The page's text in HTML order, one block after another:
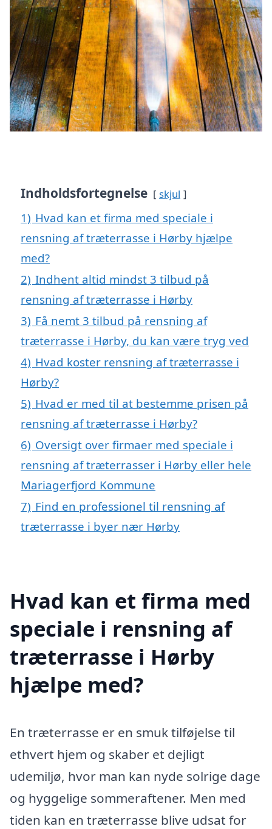
Indholdsfortegnelse skjul
1) Hvad kan et firma med speciale i
rensning af træterrasse i Hørby hjælpe
med?
2) Indhent altid mindst 3 tilbud på
rensning af træterrasse i Hørby
3) Få nemt 3 tilbud på rensning af
træterrasse i Hørby, du kan være tryg ved
4) Hvad koster rensning af træterrasse i
Hørby?
5) Hvad er med til at bestemme prisen på
rensning af træterrasse i Hørby?
6) Oversigt over firmaer med speciale i
rensning af træterrasser i Hørby eller hele
Mariagerfjord Kommune
7) Find en professionel til rensning af
træterrasse i byer nær Hørby
Hvad kan et firma med
speciale i rensning af
træterrasse i Hørby
hjælpe med?
En træterrasse er en smuk tilføjelse til
ethvert hjem og skaber et dejligt
udemiljø, hvor man kan nyde solrige dage
og hyggelige sommeraftener. Men med
tiden kan en træterrasse blive udsat for